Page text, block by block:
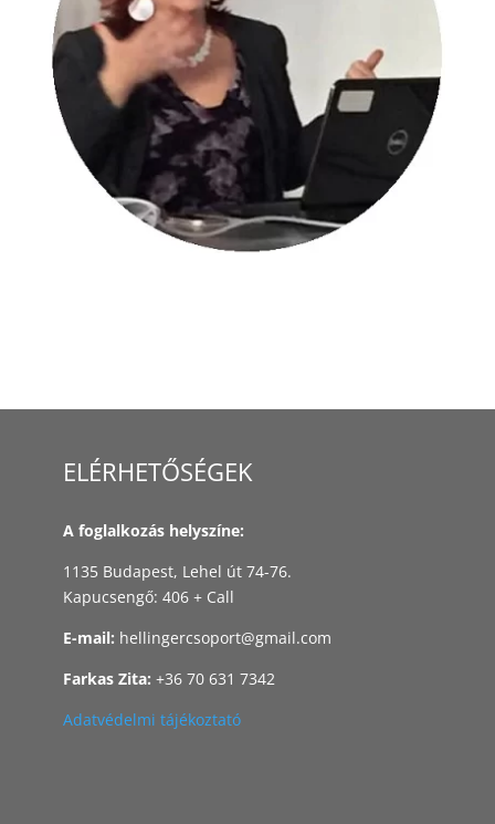
ELÉRHETŐSÉGEK
A foglalkozás helyszíne:
​1135 Budapest, Lehel út 74-76.
Kapucsengő: 406 + Call
​E-mail: hellingercsoport@gmail.com
​Farkas Zita: +36 70 631 7342
Adatvédelmi tájékoztató